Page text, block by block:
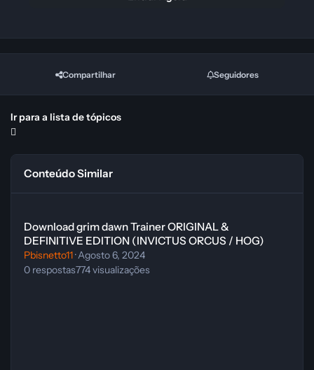
Compartilhar Seguidores
Ir para a lista de tópicos
Conteúdo Similar
Download grim dawn Trainer ORIGINAL &
DEFINITIVE EDITION (INVICTUS ORCUS / HOG)
Pbisnetto11·Agosto 6, 2024
0 respostas774visualizações